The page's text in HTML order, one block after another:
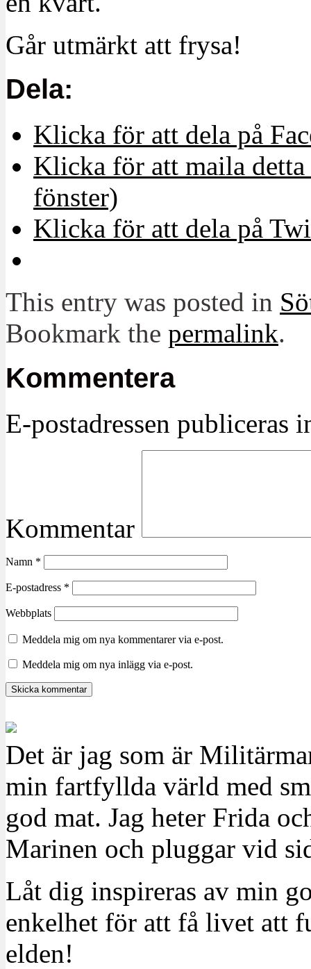
Går utmärkt att frysa!
Dela:
Klicka för att dela på
Klicka för att maila
fönster)
Klicka för att dela på
This entry was posted in
Bookmark the permalink.
Kommentera
E-postadressen publiceras
Kommentar
Namn *
E-postadress *
Webbplats
Meddela mig om nya kommentarer via e-post.
Meddela mig om nya inlägg via e-post.
Det är jag som är
min fartfyllda värld med
god mat. Jag heter Frida
Marinen och pluggar vid
Låt dig inspireras av min
enkelhet för att få livet att
elden!